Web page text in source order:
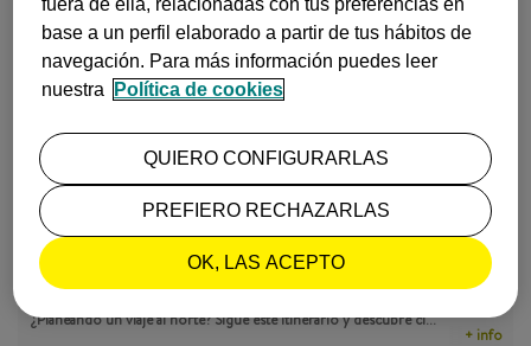
MÁS LEÍDOS
QUÉ VER EN CANTABRIA EN 7 DÍAS: ITINERARIO COMPLET…
¿Planeando un viaje al norte? Sigue este itinerario y descubre ci…
+ info
base a un perfil elaborado a partir de tus hábitos de
navegación. Para más información puedes leer
nuestra
Política de cookies
PREFIERO RECHAZARLAS
OK, LAS ACEPTO
QUIERO CONFIGURARLAS